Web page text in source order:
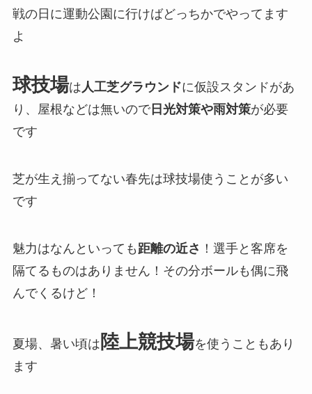
戦の日に運動公園に行けばどっちかでやってます
よ
球技場は人工芝グラウンドに仮設スタンドがあ
り、屋根などは無いので日光対策や雨対策が必要
です
芝が生え揃ってない春先は球技場使うことが多い
です
魅力はなんといっても 距離の近さ ！選手と客席を
隔てるものはありません！その分ボールも偶に飛
んでくるけど！
夏場、暑い頃は 陸上競技場を使うこともあり
ます